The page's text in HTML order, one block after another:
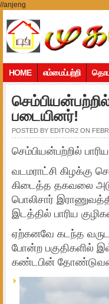
//anjeng
HOME எம்மைப்பற்றி
படையினர்!
POSTED BY EDITOR2 ON
செம்பியன்பற்றில்
வடமராட்சி கிழக்கு
கிடைத்த தகவலை
பொலிசார்
இடத்தில் பாரிய
ஏற்கனவே கடந்த
போன்ற பகுதிகளில்
கண்டபின் தோண்டுவதை